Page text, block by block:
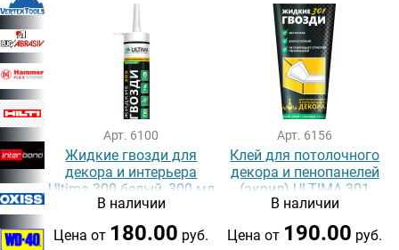
Арт. 6100
Жидкие гвозди для
декора и интерьера
Ultima 300 белый, 300 мл
В наличии
Цена от 180.00 руб.
Арт. 6156
Клей для потолочного
декора и пенопанелей
(акрил) ULTIMA 301
белый, 200 мл
В наличии
Цена от 190.00 руб.